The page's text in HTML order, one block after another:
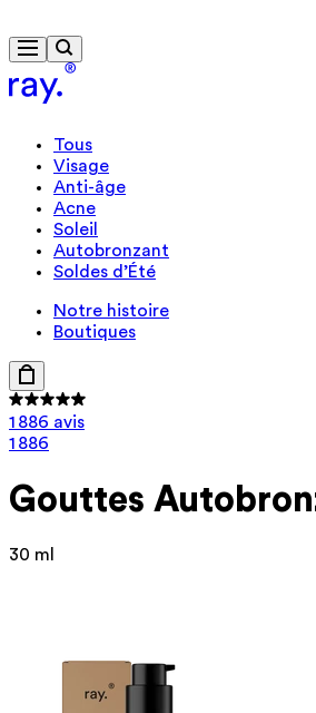
Cadeau format voyage dès 85 €
Tous
Visage
Anti-âge
Acne
Soleil
Autobronzant
Soldes d’Été
Notre histoire
Boutiques
1 886 avis
1 886
Gouttes
30 ml